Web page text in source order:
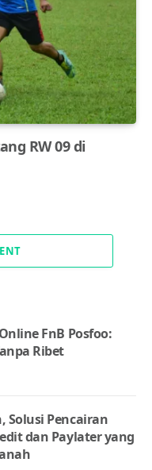
RW 09 di
FnB Posfoo:
Ribet
Solusi Pencairan
dan Paylater yang